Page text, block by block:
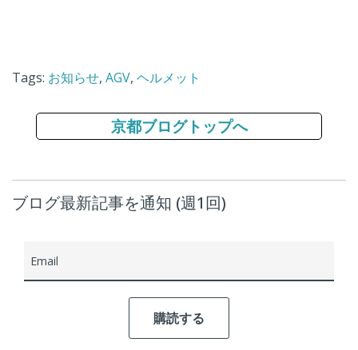
Tags: お知らせ, AGV, ヘルメット
京都ブログトップへ
ブログ最新記事を通知 (週1回)
Email